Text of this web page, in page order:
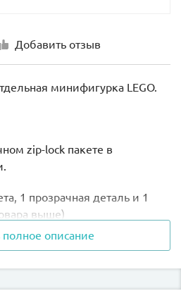
Добавить отзыв
минифигурка LEGO.
zip-lock пакете в
1 прозрачная деталь и 1
выше)
полное описание